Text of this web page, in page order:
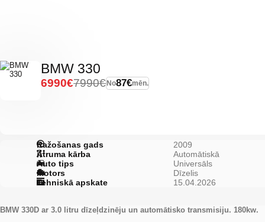
BMW 330
No87€mēn.
7990€
6990€
Ražošanas gads
2009
Ātruma kārba
Automātiskā
Auto tips
Universāls
Motors
Dīzelis
Tehniskā apskate
15.04.2026
BMW 330D ar 3.0 litru dīzeļdzinēju un automātisko transmisiju. 180kw.